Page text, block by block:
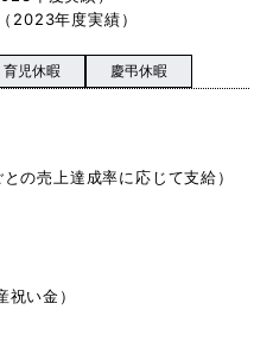
2023年度実績）
育児休暇 慶弔休暇
の売上達成率に応じて支給）
い金）